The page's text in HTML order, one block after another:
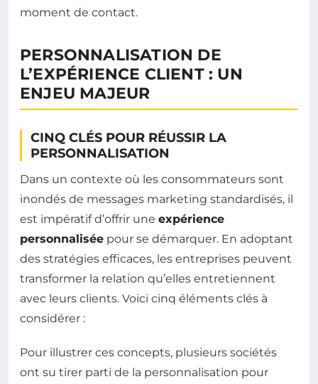
moment de contact.
PERSONNALISATION DE
L’EXPÉRIENCE CLIENT : UN
ENJEU MAJEUR
CINQ CLÉS POUR RÉUSSIR LA
PERSONNALISATION
Dans un contexte où les consommateurs sont
inondés de messages marketing standardisés, il
est impératif d’offrir une expérience
personnalisée pour se démarquer. En adoptant
des stratégies efficaces, les entreprises peuvent
transformer la relation qu’elles entretiennent
avec leurs clients. Voici cinq éléments clés à
considérer :
Pour illustrer ces concepts, plusieurs sociétés
ont su tirer parti de la personnalisation pour